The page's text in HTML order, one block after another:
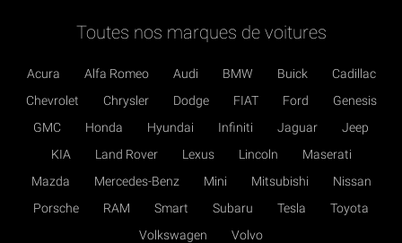
Toutes nos marques de voitures
Acura Alfa Romeo Audi BMW Buick
Cadillac
Chevrolet
Chrysler Dodge FIAT Ford
Genesis
GMC
Honda Hyundai Infiniti Jaguar
Jeep
KIA
Land Rover Lexus Lincoln
Maserati
Mazda
Mercedes-Benz Mini Mitsubishi
Nissan
Porsche
RAM Smart Subaru Tesla
Toyota
Volkswagen
Volvo